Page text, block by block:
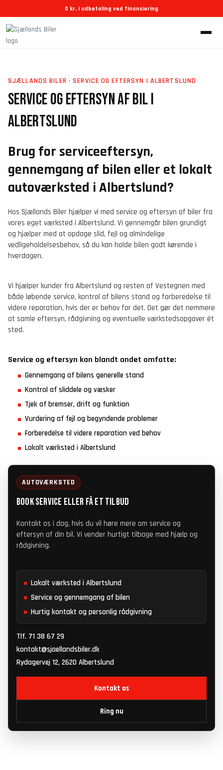
til
indholdet
0 kr. i udbetaling ved finansiering
SJÆLLANDS BILER · SERVICE OG EFTERSYN I ALBERTSLUND
SERVICE OG EFTERSYN AF BIL I
ALBERTSLUND
Brug for serviceeftersyn,
gennemgang af bilen eller et lokalt
autoværksted i Albertslund?
Hos Sjællands Biler hjælper vi med service og eftersyn af biler fra
vores eget værksted i Albertslund. Vi gennemgår bilen grundigt
og hjælper med at opdage slid, fejl og almindelige
vedligeholdelsesbehov, så du kan holde bilen godt kørende i
hverdagen.
Vi hjælper kunder fra Albertslund og resten af Vestegnen med
både løbende service, kontrol af bilens stand og forberedelse til
videre reparation, hvis der er behov for det. Det gør det nemmere
at samle eftersyn, rådgivning og eventuelle værkstedsopgaver ét
sted.
Service og eftersyn kan blandt andet omfatte:
Gennemgang af bilens generelle stand
Kontrol af sliddele og væsker
Tjek af bremser, drift og funktion
Vurdering af fejl og begyndende problemer
Forberedelse til videre reparation ved behov
Lokalt værksted i Albertslund
AUTOVÆRKSTED
BOOK SERVICE ELLER FÅ ET TILBUD
Kontakt os i dag, hvis du vil høre mere om service og
eftersyn af din bil. Vi vender hurtigt tilbage med hjælp og
rådgivning.
Lokalt værksted i Albertslund
Service og gennemgang af bilen
Hurtig kontakt og personlig rådgivning
Tlf. 71 38 67 29
kontakt@sjaellandsbiler.dk
Rydagervej 12, 2620 Albertslund
Kontakt os
Ring nu